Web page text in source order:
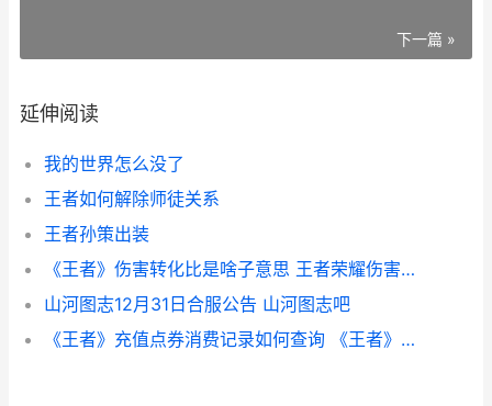
下一篇 »
延伸阅读
我的世界怎么没了
王者如何解除师徒关系
王者孙策出装
《王者》伤害转化比是啥子意思 王者荣耀伤害转换
山河图志12月31日合服公告 山河图志吧
《王者》充值点券消费记录如何查询 《王者》充值点有哪些